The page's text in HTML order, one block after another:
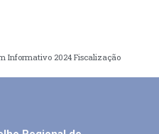
Informativo 2024 Fiscalização